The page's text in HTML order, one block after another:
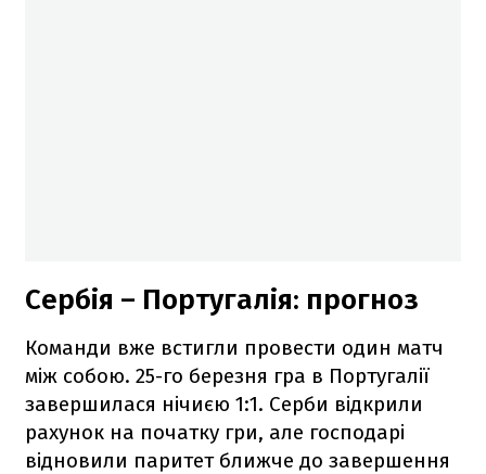
Сербія – Португалія: прогноз
Команди вже встигли провести один матч
між собою. 25-го березня гра в Португалії
завершилася нічиєю 1:1. Серби відкрили
рахунок на початку гри, але господарі
відновили паритет ближче до завершення